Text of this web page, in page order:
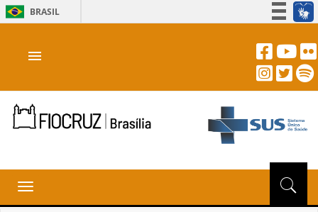
BRASIL
Acesso à informação
Canais
menu
Toggle
navigation